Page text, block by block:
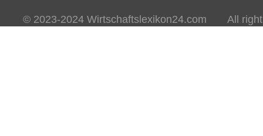
© 2023-2024 Wirtschaftslexikon24.com All